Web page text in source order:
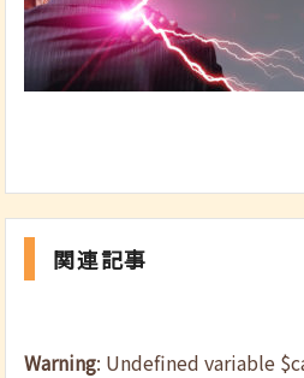
関連記事
Warning: Undefined variable